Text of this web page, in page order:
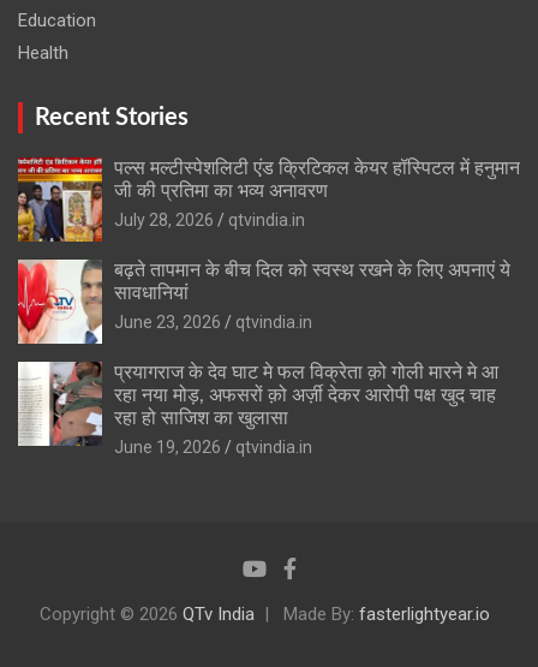
Education
Health
Recent Stories
पल्स मल्टीस्पेशलिटी एंड क्रिटिकल केयर हॉस्पिटल में हनुमान
जी की प्रतिमा का भव्य अनावरण
July 28, 2026
qtvindia.in
बढ़ते तापमान के बीच दिल को स्वस्थ रखने के लिए अपनाएं ये
सावधानियां
June 23, 2026
qtvindia.in
प्रयागराज के देव घाट मे फल विक्रेता क़ो गोली मारने मे आ
रहा नया मोड़, अफसरों क़ो अर्ज़ी देकर आरोपी पक्ष खुद चाह
रहा हो साजिश का खुलासा
June 19, 2026
qtvindia.in
Copyright © 2026 QTv India Made By: fasterlightyear.io